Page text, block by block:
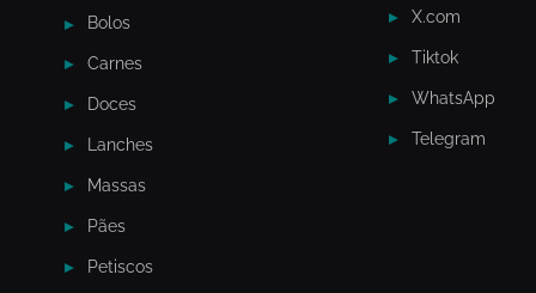
Bolos
Carnes
Doces
Lanches
Massas
Pães
Petiscos
X.com
Tiktok
WhatsApp
Telegram